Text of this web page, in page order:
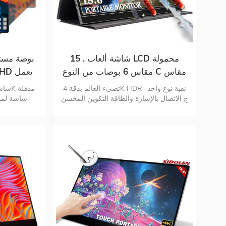
15 . شاشة ألعاب LCD محمولة
مقاس 6 بوصات من النوع C مقاس
6 بوصات مزودة بمنفذ USB من
النوع C
تضيء العالم بدقة 4K HDR نقية نوع واحد-
ج الاتصال بالإشارة والطاقة التكوين المحسن